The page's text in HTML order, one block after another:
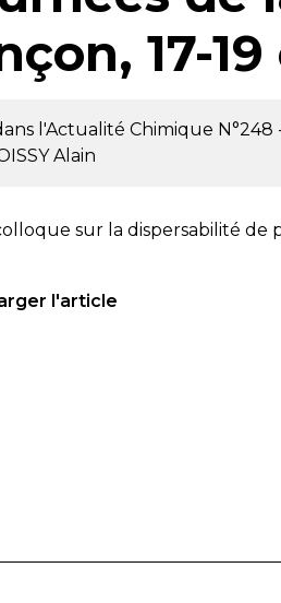
17-
l'Actualité Chimique N°248
Alain
sur la dispersabilité
l'article